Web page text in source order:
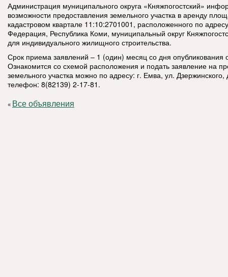
Администрация муниципального округа «Княжпогостский»
возможности предоставления земельного участка в аренду
кадастровом квартале 11:10:2701001, расположенного по
Федерация, Республика Коми, муниципальный округ
для индивидуального жилищного строительства.
Срок приема заявлений – 1 (один) месяц со дня опубликования
Ознакомится со схемой расположения и подать заявление на
земельного участка можно по адресу: г. Емва, ул. Дзержинского,
телефон: 8(82139) 2-17-81.
« Все объявления